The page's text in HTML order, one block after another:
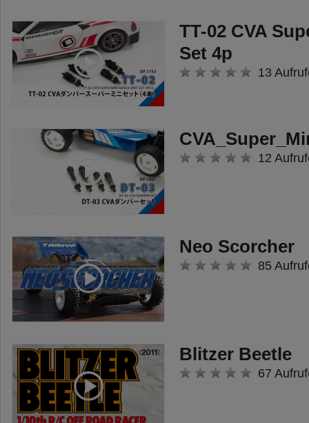
TT-02 CVA
Set 4p
13
12
Neo Scorcher
85
Blitzer Beetle
67